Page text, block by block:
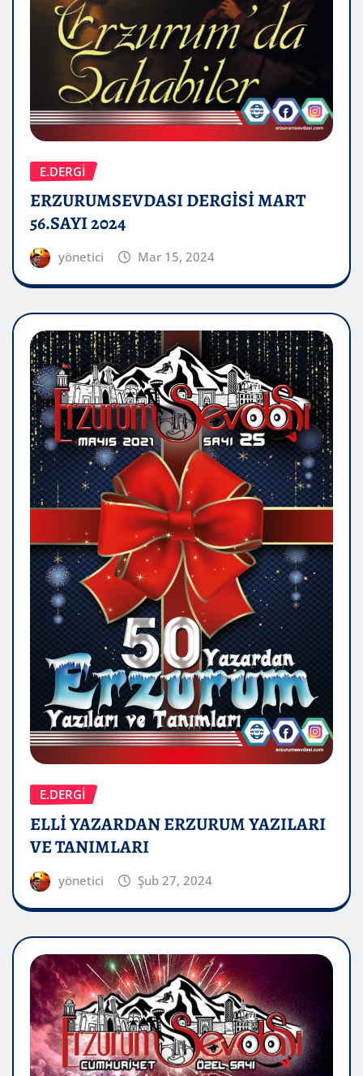
E.DERGİ
ERZURUMSEVDASI DERGİSİ MART
56.SAYI 2024
yönetici Mar 15, 2024
E.DERGİ
ELLİ YAZARDAN ERZURUM YAZILARI
VE TANIMLARI
yönetici Şub 27, 2024